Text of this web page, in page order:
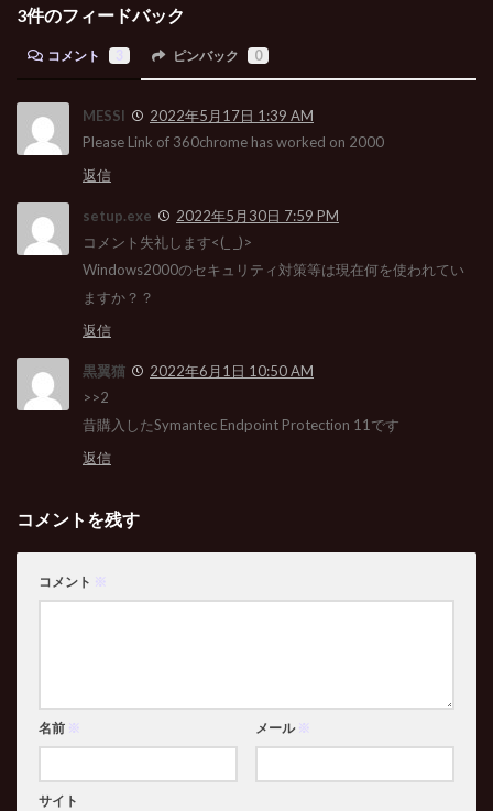
3件のフィードバック
コメント ピンバック 0
MESSI
2022年5月17日 1:39 AM
Please Link of 360chrome has worked on 2000
返信
setup.exe
2022年5月30日 7:59 PM
コメント失礼します<(_ _)>
Windows2000のセキュリティ対策等は現在何を使われてい
ますか？？
返信
黒翼猫
2022年6月1日 10:50 AM
>>2
昔購入したSymantec Endpoint Protection 11です
返信
コメントを残す
コメント ※
名前 ※ メール ※
サイト